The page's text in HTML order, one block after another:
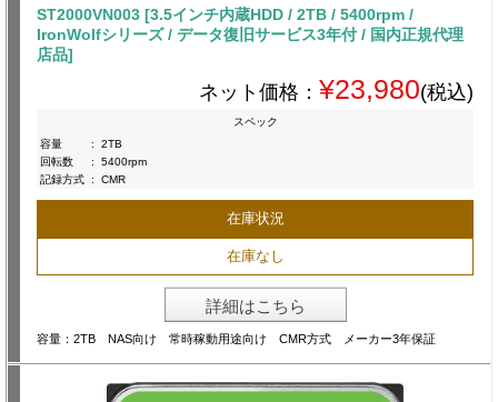
ST2000VN003 [3.5インチ内蔵HDD / 2TB / 5400rpm /
IronWolfシリーズ / データ復旧サービス3年付 / 国内正規代理
店品]
ネット価格： ¥23,980(税込)
スペック
容量
:
2TB
回転数
:
5400rpm
記録方式 : CMR
在庫状況
在庫なし
詳細はこちら
容量：2TB NAS向け 常時稼動用途向け CMR方式 メーカー3年保証